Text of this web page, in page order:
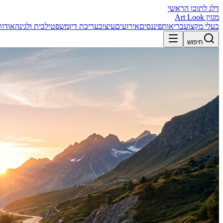
דלג לתוכן הראשי
מגזין Art Look
בעלי מקצועבריאותפיננסיםאירועיםעיצובעריכת דיןמשפטילבית ולגינה
חיפוש